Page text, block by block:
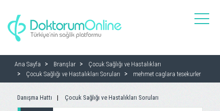
toggle
Ana Sayfa Branşlar
Çocuk Sağlığı ve Hastalıkları
Çocuk Sağlığı ve Hastalıkları Soruları
mehmet caglara tesekurler
Danışma Hattı Çocuk Sağlığı ve Hastalıkları Soruları